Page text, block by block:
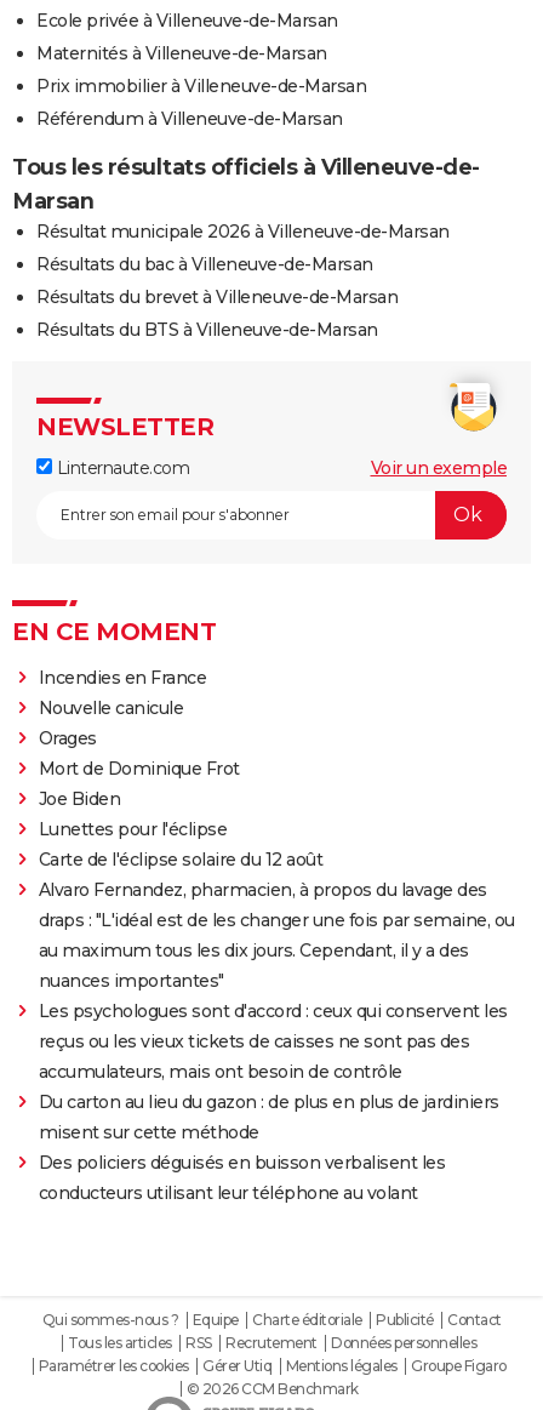
Ecole privée à Villeneuve-de-Marsan
Maternités à Villeneuve-de-Marsan
Prix immobilier à Villeneuve-de-Marsan
Référendum à Villeneuve-de-Marsan
Tous les résultats officiels à Villeneuve-de-
Marsan
Résultat municipale 2026 à Villeneuve-de-Marsan
Résultats du bac à Villeneuve-de-Marsan
Résultats du brevet à Villeneuve-de-Marsan
Résultats du BTS à Villeneuve-de-Marsan
NEWSLETTER
Linternaute.com Voir un exemple
EN CE MOMENT
Incendies en France
Nouvelle canicule
Orages
Mort de Dominique Frot
Joe Biden
Lunettes pour l'éclipse
Carte de l'éclipse solaire du 12 août
Alvaro Fernandez, pharmacien, à propos du lavage des
draps : "L'idéal est de les changer une fois par semaine, ou
au maximum tous les dix jours. Cependant, il y a des
nuances importantes"
Les psychologues sont d'accord : ceux qui conservent les
reçus ou les vieux tickets de caisses ne sont pas des
accumulateurs, mais ont besoin de contrôle
Du carton au lieu du gazon : de plus en plus de jardiniers
misent sur cette méthode
Des policiers déguisés en buisson verbalisent les
conducteurs utilisant leur téléphone au volant
Qui sommes-nous ? Equipe Charte éditoriale Publicité
Contact
Tous les articles
RSS Recrutement
Données personnelles
Paramétrer les cookies
Gérer Utiq Mentions légales
Groupe Figaro
© 2026 CCM Benchmark